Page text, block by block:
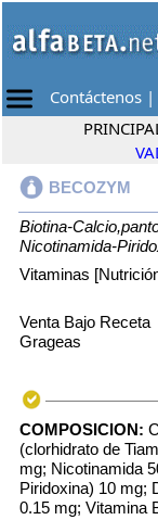
Contáctenos |
BECOZYM
Biotina-
Nicotinamida-
Vitaminas
Venta Bajo Receta
Grageas
COMPOSICION:
(clorhidrato de
mg; Nicotinamida
Piridoxina) 10 mg;
0.15 mg; Vitamina